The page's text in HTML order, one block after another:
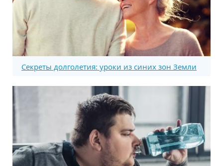
Секреты долголетия: уроки из синих зон Земли